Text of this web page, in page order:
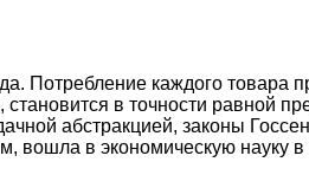
Потребление каждого товара
в точности равной
абстракцией, законы
вошла в экономическую науку в